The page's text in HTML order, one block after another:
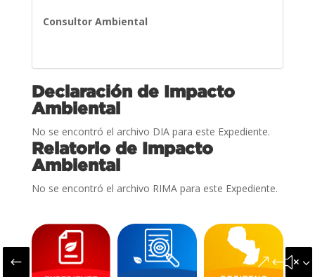
Consultor Ambiental
Declaración de Impacto
Ambiental
No se encontró el archivo DIA para este Expediente.
Relatorio de Impacto
Ambiental
No se encontró el archivo RIMA para este Expediente.
#